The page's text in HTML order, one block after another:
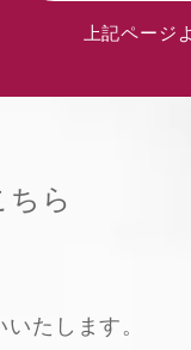
上記ページ
ちら
たします。